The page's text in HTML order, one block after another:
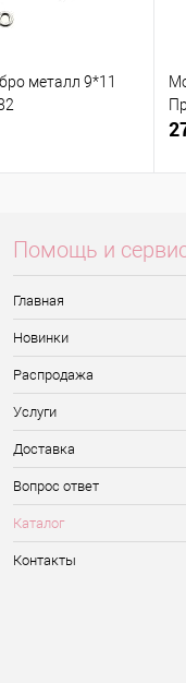
металл 9*11
Помощь и
Главная
Новинки
Распродажа
Услуги
Доставка
Вопрос ответ
Каталог
Контакты